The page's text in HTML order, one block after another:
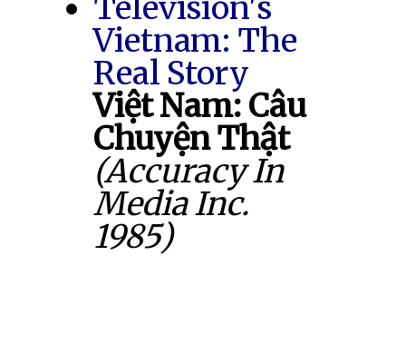
Vietnam: The
Real Story
Việt Nam: Câu
Chuyện Thật
(Accuracy In
Media Inc.
1985)